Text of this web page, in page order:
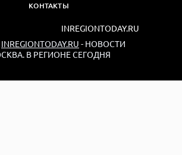
КОНТАКТЫ
INREGIONTODAY.RU - НОВОСТИ
В РЕГИОНЕ СЕГОДНЯ